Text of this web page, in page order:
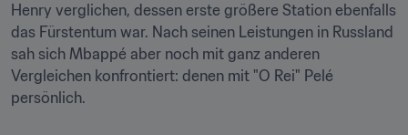
Henry verglichen, dessen erste größere Station ebenfalls
das Fürstentum war. Nach seinen Leistungen in Russland
sah sich Mbappé aber noch mit ganz anderen
Vergleichen konfrontiert: denen mit "O Rei" Pelé
persönlich.